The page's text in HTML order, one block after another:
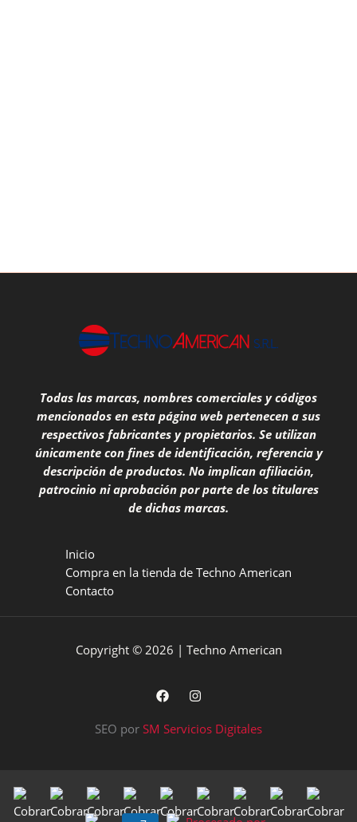
Todas las marcas, nombres comerciales y códigos
mencionados en esta página web pertenecen a sus
respectivos fabricantes y propietarios. Se utilizan
únicamente con fines de identificación, referencia y
descripción de productos. No implican afiliación,
patrocinio ni aprobación por parte de los titulares
de dichas marcas.
Inicio
Compra en la tienda de Techno American
Contacto
Copyright © 2026 | Techno American
SEO por SM Servicios Digitales